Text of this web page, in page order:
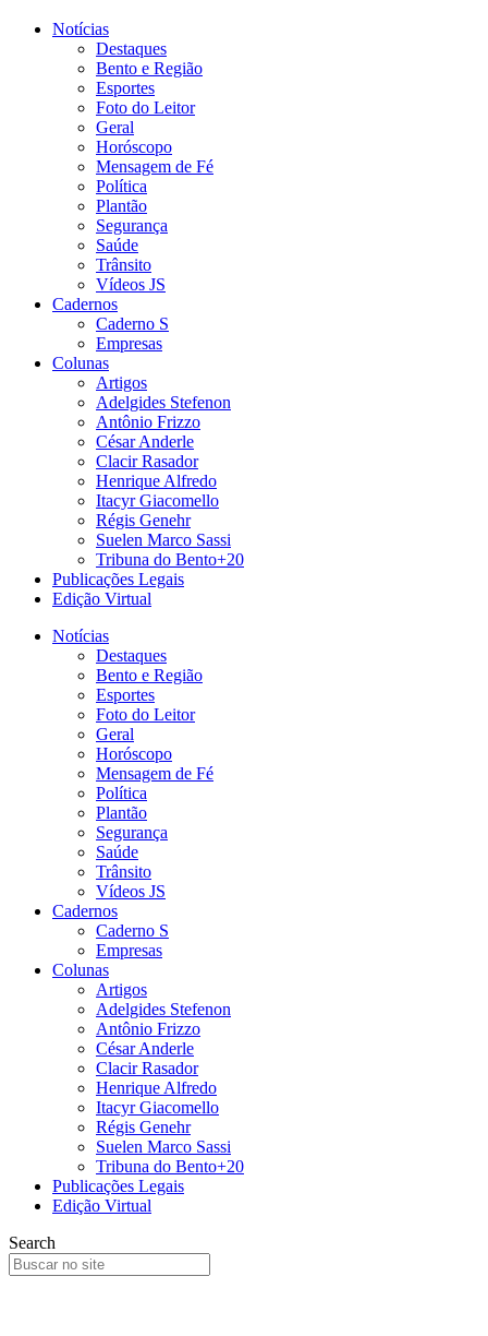
Notícias
Destaques
Bento e Região
Esportes
Foto do Leitor
Geral
Horóscopo
Mensagem de Fé
Política
Plantão
Segurança
Saúde
Trânsito
Vídeos JS
Cadernos
Caderno S
Empresas
Colunas
Artigos
Adelgides Stefenon
Antônio Frizzo
César Anderle
Clacir Rasador
Henrique Alfredo
Itacyr Giacomello
Régis Genehr
Suelen Marco Sassi
Tribuna do Bento+20
Publicações Legais
Edição Virtual
Notícias
Destaques
Bento e Região
Esportes
Foto do Leitor
Geral
Horóscopo
Mensagem de Fé
Política
Plantão
Segurança
Saúde
Trânsito
Vídeos JS
Cadernos
Caderno S
Empresas
Colunas
Artigos
Adelgides Stefenon
Antônio Frizzo
César Anderle
Clacir Rasador
Henrique Alfredo
Itacyr Giacomello
Régis Genehr
Suelen Marco Sassi
Tribuna do Bento+20
Publicações Legais
Edição Virtual
Search